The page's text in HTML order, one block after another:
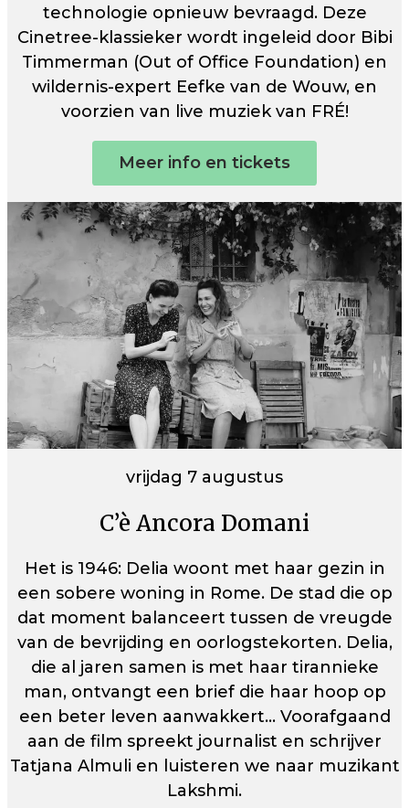
technologie opnieuw bevraagd.⁠ Deze
Cinetree-klassieker wordt ingeleid door Bibi
Timmerman (Out of Office Foundation) en
wildernis-expert Eefke van de Wouw, en
voorzien van live muziek van FRÉ!
Meer info en tickets
vrijdag 7 augustus
C’è Ancora Domani
Het is 1946: Delia woont met haar gezin in
een sobere woning in Rome. De stad die op
dat moment balanceert tussen de vreugde
van de bevrijding en oorlogstekorten. Delia,
die al jaren samen is met haar tirannieke
man, ontvangt een brief die haar hoop op
een beter leven aanwakkert… Voorafgaand
aan de film spreekt journalist en schrijver
Tatjana Almuli en luisteren we naar muzikant
Lakshmi.